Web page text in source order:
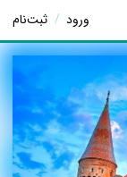
ورود / ثبت‌نام